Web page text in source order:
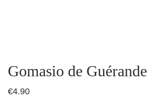
Gomasio de Guérande
€4.90